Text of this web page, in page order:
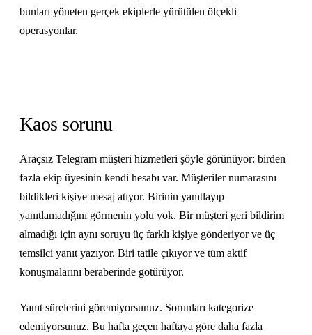
bunları yöneten gerçek ekiplerle yürütülen ölçekli
operasyonlar.
Kaos sorunu
Araçsız Telegram müşteri hizmetleri şöyle görünüyor: birden
fazla ekip üyesinin kendi hesabı var. Müşteriler numarasını
bildikleri kişiye mesaj atıyor. Birinin yanıtlayıp
yanıtlamadığını görmenin yolu yok. Bir müşteri geri bildirim
almadığı için aynı soruyu üç farklı kişiye gönderiyor ve üç
temsilci yanıt yazıyor. Biri tatile çıkıyor ve tüm aktif
konuşmalarını beraberinde götürüyor.
Yanıt sürelerini göremiyorsunuz. Sorunları kategorize
edemiyorsunuz. Bu hafta geçen haftaya göre daha fazla